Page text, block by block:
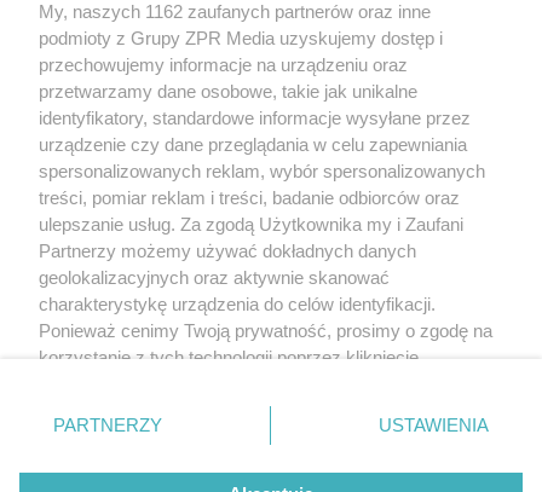
Żaden utwór zamieszczony w serwisie nie może być powielany i
rozpowszechniany lub dalej rozpowszechniany w jakikolwiek sposób (w
tym także elektroniczny lub mechaniczny) na jakimkolwiek polu
eksploatacji w jakiejkolwiek formie, włącznie z umieszczaniem w Internecie
bez pisemnej zgody właściciela praw. Jakiekolwiek użycie lub
wykorzystanie utworów w całości lub w części z naruszeniem prawa, tzn.
bez właściwej zgody, jest zabronione pod groźbą kary i może być ścigane
prawnie.
O nas
My, naszych 1162 zaufanych partnerów oraz inne
podmioty z Grupy ZPR Media uzyskujemy dostęp i
przechowujemy informacje na urządzeniu oraz
przetwarzamy dane osobowe, takie jak unikalne
identyfikatory, standardowe informacje wysyłane przez
urządzenie czy dane przeglądania w celu zapewniania
spersonalizowanych reklam, wybór spersonalizowanych
treści, pomiar reklam i treści, badanie odbiorców oraz
ulepszanie usług. Za zgodą Użytkownika my i Zaufani
Partnerzy możemy używać dokładnych danych
geolokalizacyjnych oraz aktywnie skanować
charakterystykę urządzenia do celów identyfikacji.
Ponieważ cenimy Twoją prywatność, prosimy o zgodę na
korzystanie z tych technologii poprzez kliknięcie
zmienić/wycofać klikając przycisk ustawień prywatności
znajdujący się w lewym dolnym rogu strony
rodzaje przetwarzania danych nie wymagają zgody
PARTNERZY USTAWIENIA